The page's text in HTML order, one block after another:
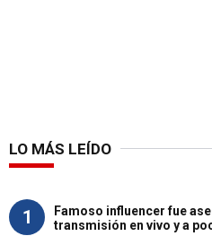
LO MÁS LEÍDO
1
Famoso influencer fue
transmisión en vivo y a